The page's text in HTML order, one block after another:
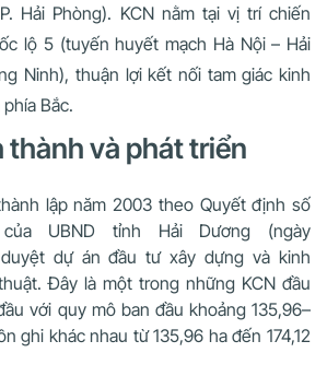
Hải Phòng). KCN nằm tại vị trí chiến
lộ 5 (tuyến huyết mạch Hà Nội – Hải
Ninh), thuận lợi kết nối tam giác kinh
Bắc.
thành và phát triển
lập năm 2003 theo Quyết định số
của UBND tỉnh Hải Dương (ngày
dự án đầu tư xây dựng và kinh
Đây là một trong những KCN đầu
với quy mô ban đầu khoảng 135,96–
ghi khác nhau từ 135,96 ha đến 174,12